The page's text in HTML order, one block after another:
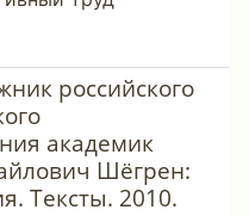
российского
академик
Шёгрен:
Тексты. 2010.